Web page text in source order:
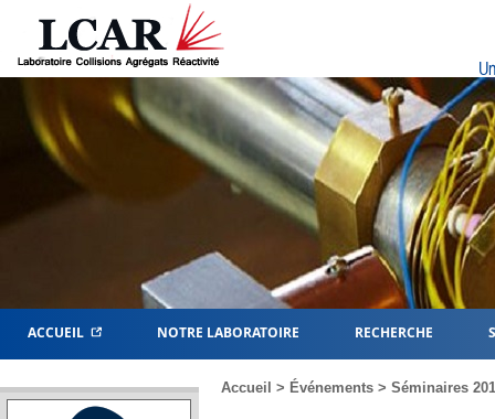
ACCUEIL NOTRE LABORATOIRE RECHERCHE
Accueil > Événements > Séminaires